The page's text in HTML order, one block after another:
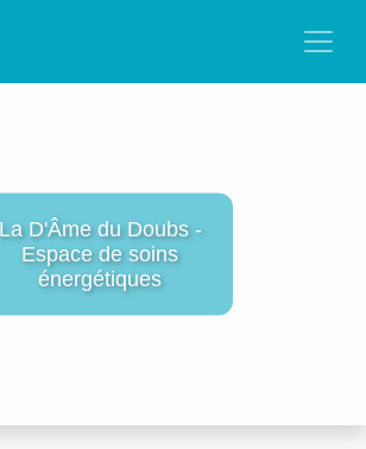
La D'Âme du Doubs -
Espace de soins
énergétiques